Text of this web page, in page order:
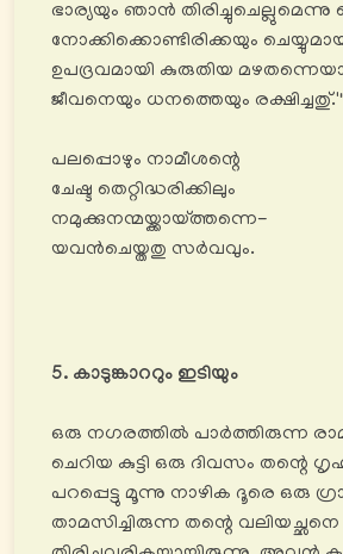
ഭാര്യയും ഞാൻ
നോക്കിക്കൊണ്ടിരിക്കയും
ഉപദ്രവമായി കുരുതിയ
ജീവനെയും ധനത്തെയും രക്ഷിച്ചതു്.'"
പലപ്പൊഴും നാമീശന്റെ
ചേഷ്ട തെറ്റിദ്ധരിക്കിലും
നമുക്കുനന്മയ്ക്കായ്ത്തന്നെ-
യവൻചെയ്തതു സര്‍വവും.
5. കാടുങ്കാററും ഇടിയും
ഒരു നഗരത്തിൽ പാര്‍ത്തിരുന്ന
ചെറിയ കുട്ടി ഒരു ദിവസം തന്റെ
പറപ്പെട്ടു മൂന്നു നാഴിക ദൂരെ ഒരു
താമസിച്ചിരുന്ന തന്റെ വലിയച്ഛനെ